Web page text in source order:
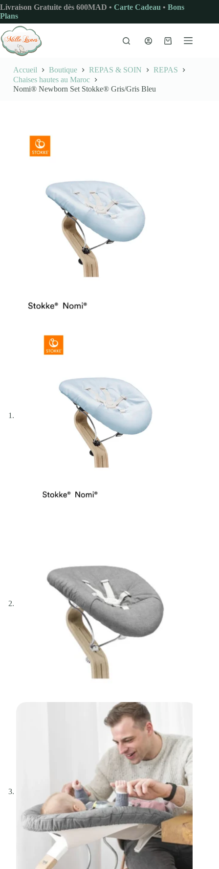
Passer
au
contenu
Livraison Gratuite dès 600MAD • Carte Cadeau • Bons
Plans
Panier
Accueil Boutique REPAS & SOIN
REPAS
Chaises hautes au Maroc
Nomi® Newborn Set Stokke® Gris/Gris Bleu